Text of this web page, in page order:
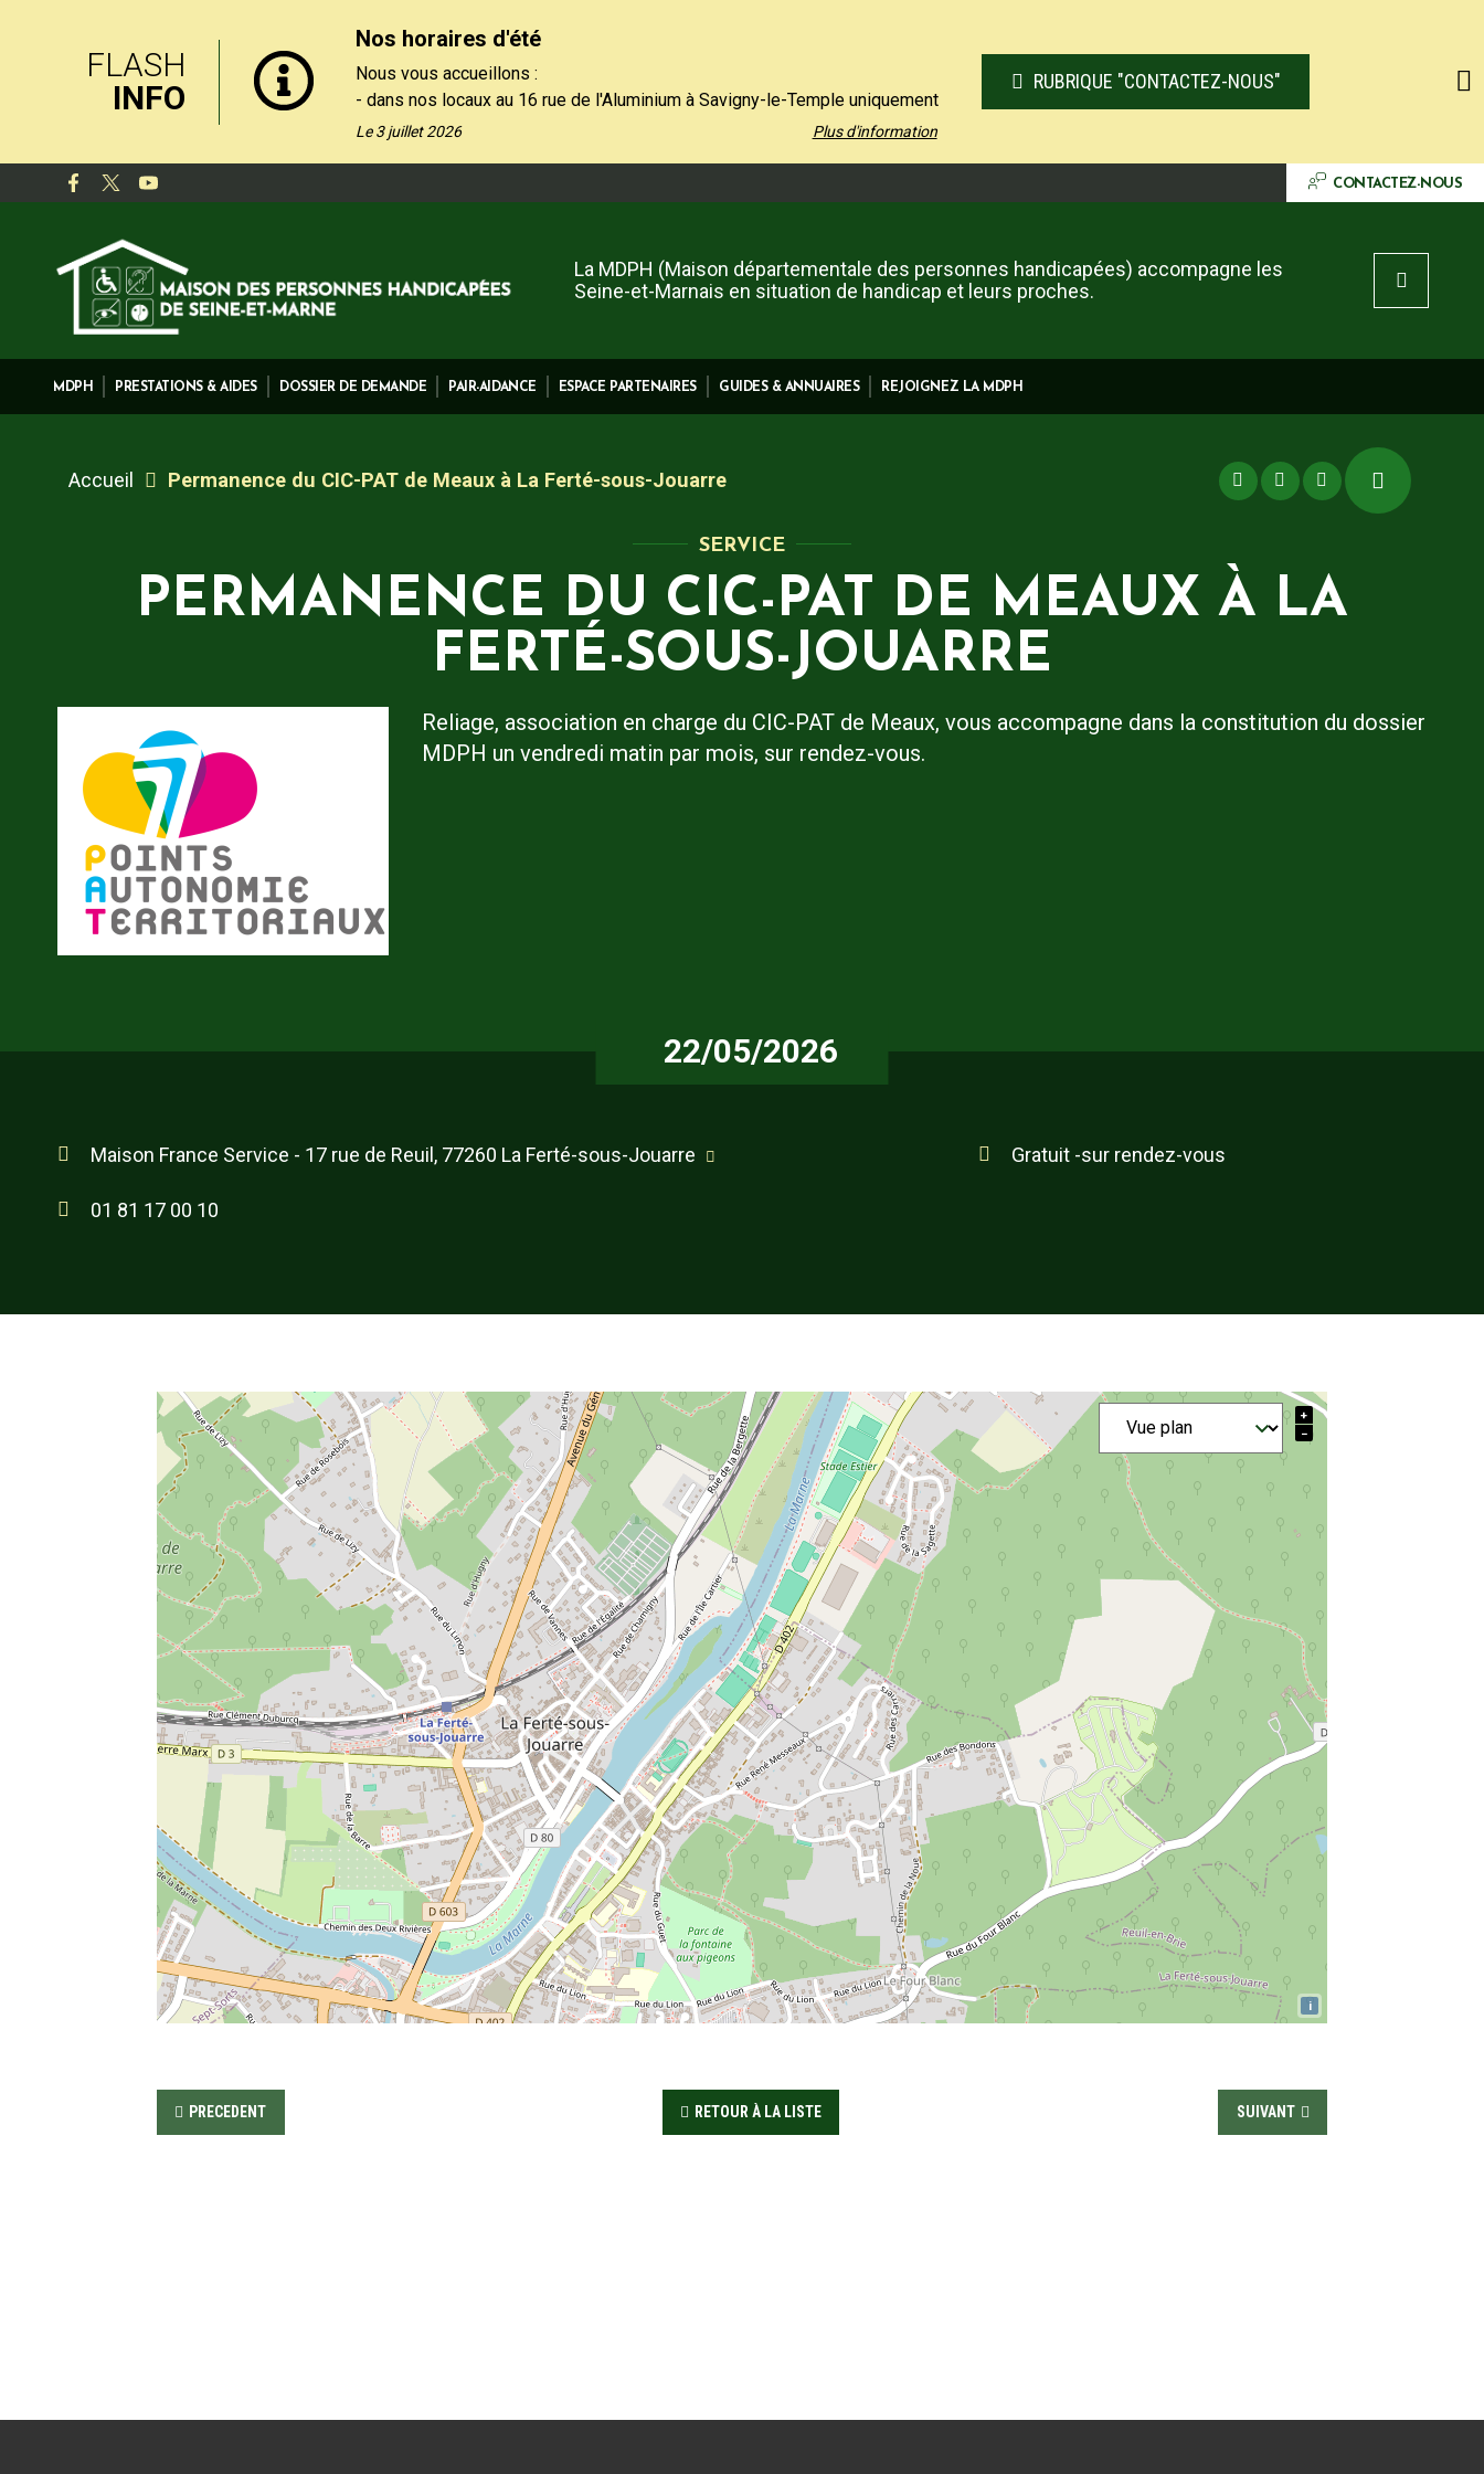
FLASH
INFO
Nos horaires d'été
Plus d'information
Nous vous accueillons :
- dans nos locaux au 16 rue de l'Aluminium à Savigny-le-Temple uniquement
le matin, du lundi au vendredi de 9h à 12h30.
Le 3 juillet 2026
RUBRIQUE "CONTACTEZ-NOUS"
CONTACTEZ-NOUS
MDPH PRESTATIONS & AIDES DOSSIER DE DEMANDE PAIR-AIDANCE ESPACE PARTENAIRES GUIDES & ANNUAIRES REJOIGNEZ LA MDPH
La MDPH (Maison départementale des personnes handicapées) accompagne les
Seine-et-Marnais en situation de handicap et leurs proches.
Accueil Permanence du CIC-PAT de Meaux à La Ferté-sous-Jouarre
SERVICE
PERMANENCE DU CIC-PAT DE MEAUX À LA
FERTÉ-SOUS-JOUARRE
Reliage, association en charge du CIC-PAT de Meaux, vous accompagne dans la constitution du dossier
MDPH un vendredi matin par mois, sur rendez-vous.
22/05/2026
Maison France Service - 17 rue de Reuil, 77260 La Ferté-sous-Jouarre
01 81 17 00 10
Gratuit -sur rendez-vous
i
+
−
PRECEDENT RETOUR À LA LISTE SUIVANT